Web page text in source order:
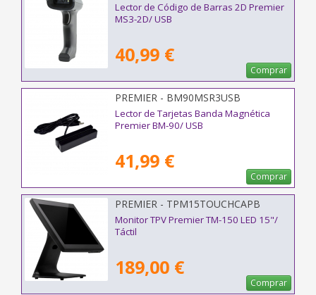
Lector de Código de Barras 2D Premier
MS3-2D/ USB
40,99 €
Comprar
PREMIER - BM90MSR3USB
Lector de Tarjetas Banda Magnética
Premier BM-90/ USB
41,99 €
Comprar
PREMIER - TPM15TOUCHCAPB
Monitor TPV Premier TM-150 LED 15"/
Táctil
189,00 €
Comprar